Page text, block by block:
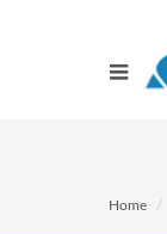
Home